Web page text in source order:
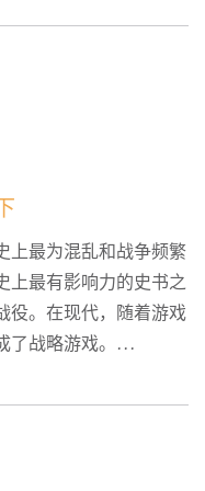
上最为混乱和战争频繁
上最有影响力的史书之
役。在现代，随着游戏
了战略游戏。...